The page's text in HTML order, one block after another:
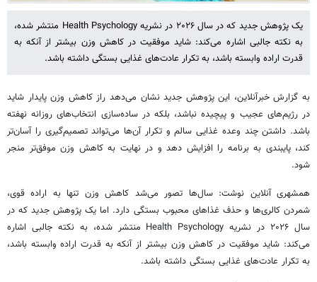
یک پژوهش جدید که در سال ۲۰۲۶ در نشریه Health Psychology منتشر شده،
به نکته جالبی اشاره می‌کند: شاید موفقیت در کاهش وزن بیشتر از آنکه به
قدرت اراده وابسته باشد، به تکرار عادت‌های غذایی بستگی داشته باشد.
به گزارش خبرآنلاین، این پژوهش جدید نشان می‌دهد راز کاهش وزن پایدار شاید
در رژیم‌های عجیب و پیچیده نباشد، بلکه در ساده‌سازی انتخاب‌های روزانه نهفته
باشد. داشتن چند وعده غذایی سالم و تکرار آن‌ها می‌تواند تصمیم‌گیری را آسان‌تر
کند، پایبندی به برنامه را افزایش دهد و در نهایت به کاهش وزن موفق‌تر منجر
شود.
همشهری آنلاین نوشت: سال‌ها تصور می‌شد کاهش وزن تنها به اراده قوی،
شمردن کالری‌ها و حذف غذاهای محبوب بستگی دارد. اما یک پژوهش جدید که در
سال ۲۰۲۶ در نشریه Health Psychology منتشر شده، به نکته جالبی اشاره
می‌کند: شاید موفقیت در کاهش وزن بیشتر از آنکه به قدرت اراده وابسته باشد،
به تکرار عادت‌های غذایی بستگی داشته باشد.